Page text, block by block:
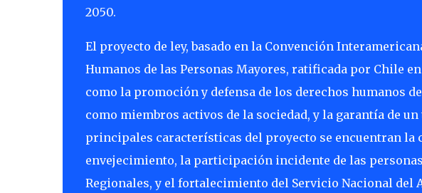
2050.
El proyecto de ley, basado en la Convención
Humanos de las Personas Mayores, ratificada por Chile
como la promoción y defensa de los derechos humanos
como miembros activos de la sociedad, y la garantía de
principales características del proyecto se encuentran la
envejecimiento, la participación incidente de las
Regionales, y el fortalecimiento del Servicio Nacional del